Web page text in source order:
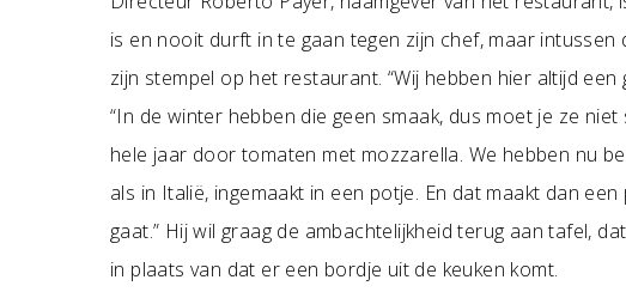
is en nooit durft in te gaan tegen zijn chef, maar
zijn stempel op het restaurant. “Wij hebben hier altijd
“In de winter hebben die geen smaak, dus moet je ze
hele jaar door tomaten met mozzarella. We hebben nu
als in Italië, ingemaakt in een potje. En dat maakt dan
gaat.” Hij wil graag de ambachtelijkheid terug aan tafel,
in plaats van dat er een bordje uit de keuken komt.